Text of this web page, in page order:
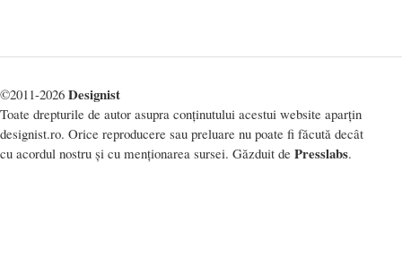
©2011-2026 Designist
Toate drepturile de autor asupra conținutului acestui website aparțin
designist.ro. Orice reproducere sau preluare nu poate fi făcută decât
cu acordul nostru și cu menționarea sursei. Găzduit de Presslabs.